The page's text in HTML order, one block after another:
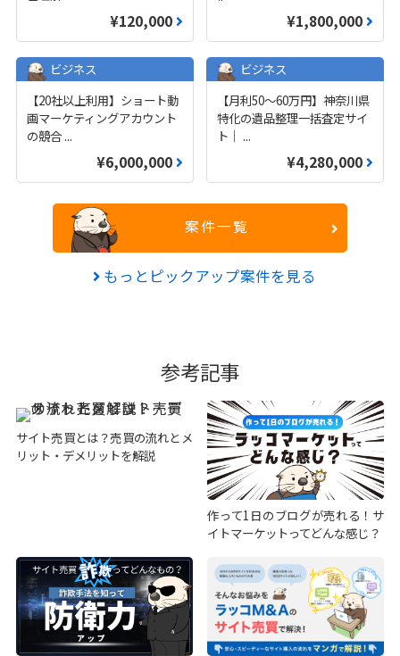
¥120,000 ¥1,800,000
ビジネス
【20社以上利用】ショート動
画マーケティングアカウント
の競合...
¥6,000,000
ビジネス
【月利50〜60万円】神奈川県
特化の遺品整理一括査定サイ
ト｜ ...
¥4,280,000
案件一覧
もっとピックアップ案件を見る
参考記事
サイト売買とは？売買の流れとメ
リット・デメリットを解説
作って1日のブログが売れる！サ
イトマーケットってどんな感じ？